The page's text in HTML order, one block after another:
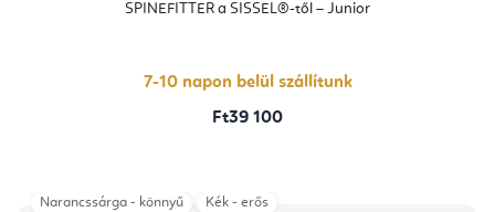
SPINEFITTER a SISSEL®-től – Junior
7-10 napon belül szállítunk
Ft39 100
Narancssárga - könnyű Kék - erős